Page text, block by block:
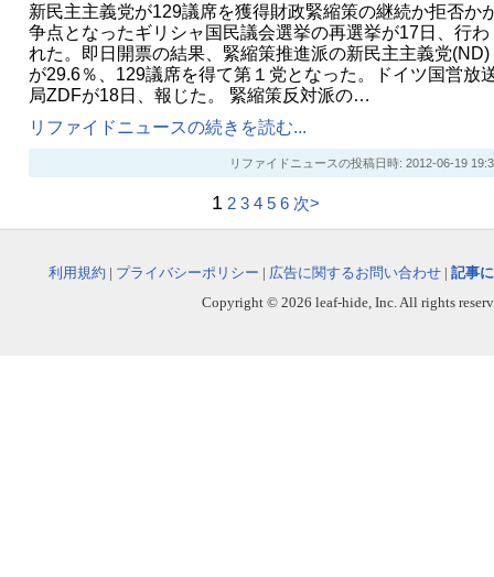
新民主主義党が129議席を獲得財政緊縮策の継続か拒否か
争点となったギリシャ国民議会選挙の再選挙が17日、行わ
れた。即日開票の結果、緊縮策推進派の新民主主義党(ND)
が29.6％、129議席を得て第１党となった。ドイツ国営放
局ZDFが18日、報じた。 緊縮策反対派の…
リファイドニュースの続きを読む...
リファイドニュースの投稿日時: 2012-06-19
1 2 3 4 5 6 次>
利用規約 | プライバシーポリシー | 広告に関するお問い合わせ | 記事
Copyright © 2026 leaf-hide, Inc. All rights